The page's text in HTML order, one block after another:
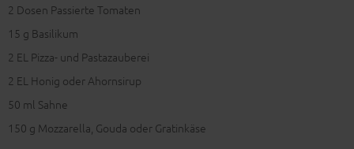
2 Dosen Passierte Tomaten
15 g Basilikum
2 EL Pizza- und Pastazauberei
2 EL Honig oder Ahornsirup
50 ml Sahne
150 g Mozzarella, Gouda oder Gratinkäse